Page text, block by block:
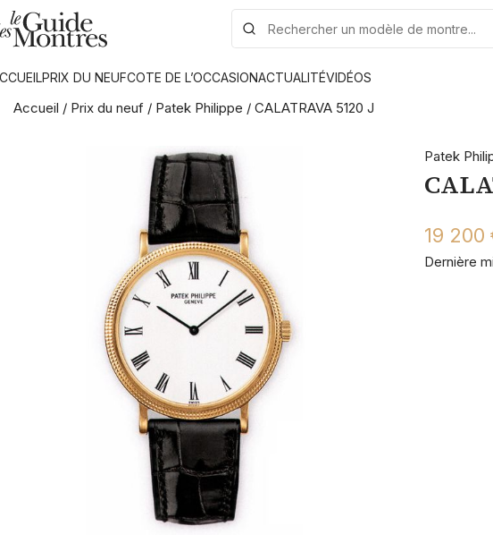
PRIX DU NEUFCOTE DE L’OCCASIONACTUALITÉVIDÉOS
Accueil / Prix du neuf / Patek Philippe / CALATRAVA 5120 J
Patek
19 200
Dernière